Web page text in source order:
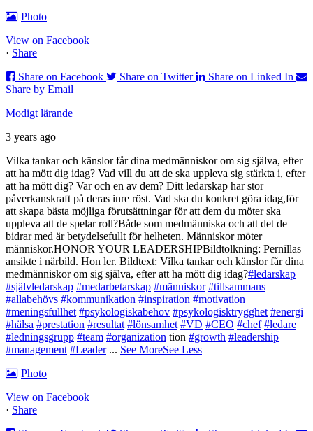
Photo
View on Facebook
· Share
Share on Facebook
Share on Twitter
Share on Linked In
Share by Email
Modigt lärande
3 years ago
Vilka tankar och känslor får dina medmänniskor om sig själva, efter
att ha mött dig idag? Vad vill du att de ska uppleva sig stärkta i, efter
att ha mött dig? Var och en av dem? Ditt ledarskap har stor
påverkanskraft på deras inre röst. Vad ska du konkret göra idag,för
att skapa bästa möjliga förutsättningar för att dem du möter ska
uppleva att de spelar roll?Både som medmänniska och att det de
bidrar med är betydelsefullt för helheten. Människor möter
människor.HONOR YOUR LEADERSHIPBildtolkning: Pernillas
ansikte i närbild. Hon ler. Bildtext: Vilka tankar och känslor får dina
medmänniskor om sig själva, efter att ha mött dig idag?#ledarskap
#självledarskap #medarbetarskap #människor #tillsammans
#allabehövs #kommunikation #inspiration #motivation
#meningsfullhet #psykologiskabehov #psykologisktrygghet #energi
#hälsa #prestation #resultat #lönsamhet #VD #CEO #chef #ledare
#ledningsgrupp #team #organization tion #growth #leadership
#management #Leader ... See MoreSee Less
Photo
View on Facebook
· Share